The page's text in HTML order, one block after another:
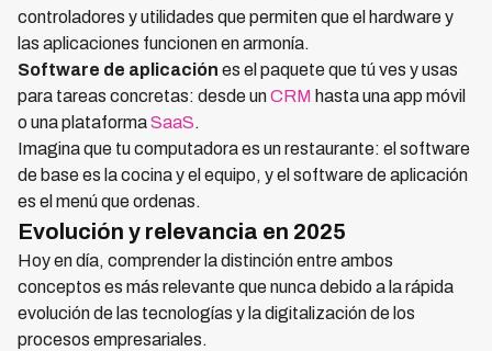
controladores y utilidades que permiten que el hardware y
las aplicaciones funcionen en armonía.
Software de aplicación es el paquete que tú ves y usas
para tareas concretas: desde unCRM hasta una app móvil
o una plataformaSaaS.
Imagina que tu computadora es un restaurante: el software
de base es la cocina y el equipo, y el software de aplicación
es el menú que ordenas.
Evolución y relevancia en 2025
Hoy en día, comprender la distinción entre ambos
conceptos es más relevante que nunca debido a la rápida
evolución de las tecnologías y la digitalización de los
procesos empresariales.